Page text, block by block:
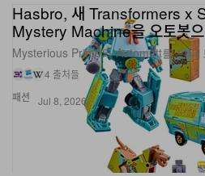
패션
Hasbro, 새 Transformers x
Mystery Machine을 오토봇
Mysterious Prime와 Automutt를 만나
4 출처들
Jul 8, 2026